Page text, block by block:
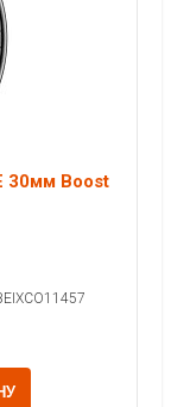
30мм Boost